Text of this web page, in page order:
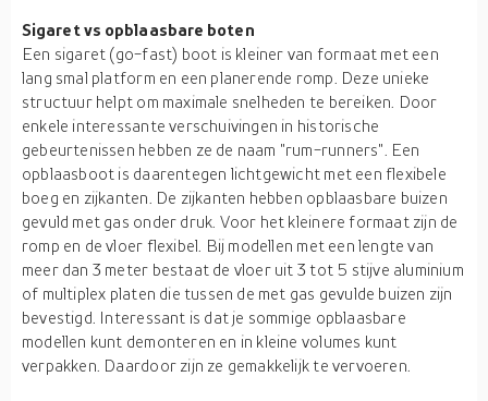
Sigaret vs opblaasbare boten
Een sigaret (go-fast) boot is kleiner van formaat met een
lang smal platform en een planerende romp. Deze unieke
structuur helpt om maximale snelheden te bereiken. Door
enkele interessante verschuivingen in historische
gebeurtenissen hebben ze de naam "rum-runners". Een
opblaasboot is daarentegen lichtgewicht met een flexibele
boeg en zijkanten. De zijkanten hebben opblaasbare buizen
gevuld met gas onder druk. Voor het kleinere formaat zijn de
romp en de vloer flexibel. Bij modellen met een lengte van
meer dan 3 meter bestaat de vloer uit 3 tot 5 stijve aluminium
of multiplex platen die tussen de met gas gevulde buizen zijn
bevestigd. Interessant is dat je sommige opblaasbare
modellen kunt demonteren en in kleine volumes kunt
verpakken. Daardoor zijn ze gemakkelijk te vervoeren.